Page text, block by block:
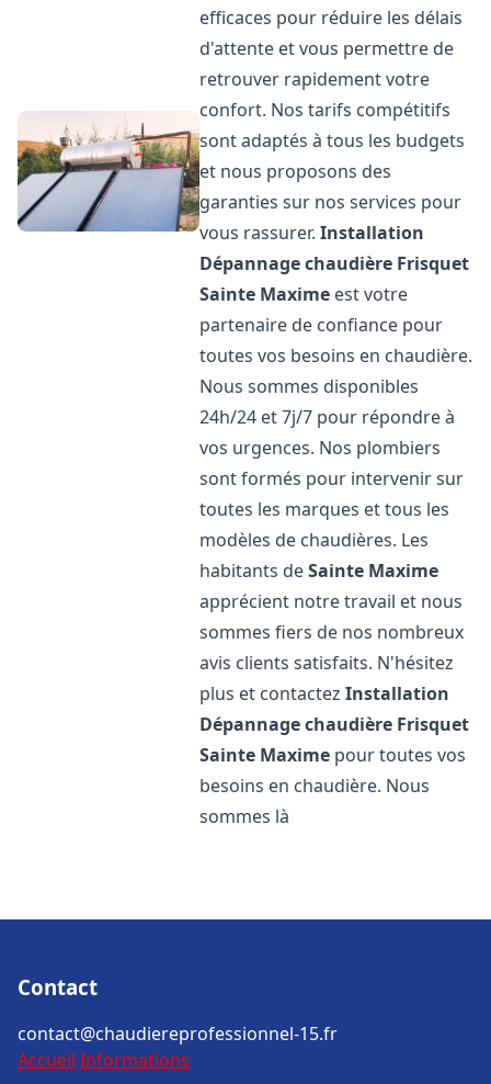
efficaces pour réduire les délais
d'attente et vous permettre de
retrouver rapidement votre
confort. Nos tarifs compétitifs
sont adaptés à tous les budgets
et nous proposons des
garanties sur nos services pour
vous rassurer.Installation
Dépannage chaudière Frisquet
Sainte Maxime est votre
partenaire de confiance pour
toutes vos besoins en chaudière.
Nous sommes disponibles
24h/24 et 7j/7 pour répondre à
vos urgences. Nos plombiers
sont formés pour intervenir sur
toutes les marques et tous les
modèles de chaudières. Les
habitants deSainte Maxime
apprécient notre travail et nous
sommes fiers de nos nombreux
avis clients satisfaits. N'hésitez
plus et contactezInstallation
Dépannage chaudière Frisquet
Sainte Maxime pour toutes vos
besoins en chaudière. Nous
sommes là
Contact
contact@chaudiereprofessionnel-15.fr
Accueil Informations